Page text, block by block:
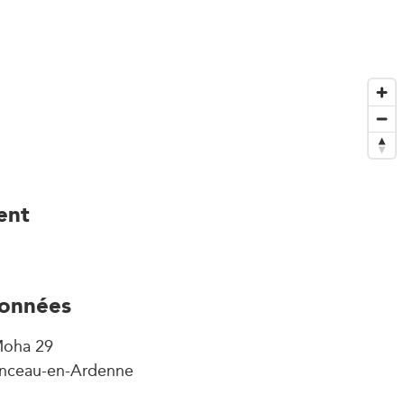
29
en-Ardenne